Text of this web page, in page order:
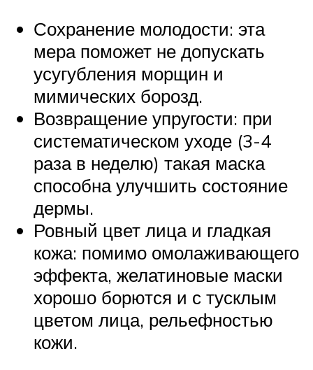
Сохранение молодости: эта
мера поможет не допускать
усугубления морщин и
мимических борозд.
Возвращение упругости: при
систематическом уходе (3-4
раза в неделю) такая маска
способна улучшить состояние
дермы.
Ровный цвет лица и гладкая
кожа: помимо омолаживающего
эффекта, желатиновые маски
хорошо борются и с тусклым
цветом лица, рельефностью
кожи.